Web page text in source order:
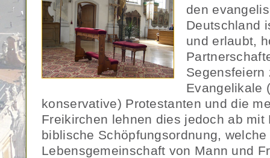
den
Deutschland
und erlaubt,
Segensfeiern
Evangelikale
konservative) Protestanten und die
Freikirchen lehnen dies jedoch ab mit
biblische Schöpfungsordnung,
Lebensgemeinschaft von Mann und